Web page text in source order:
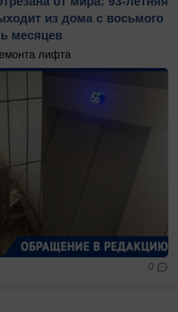
из дома с восьмого
месяцев
лифта
0